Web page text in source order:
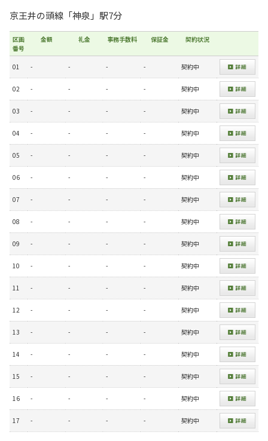
京王井の頭線「神泉」駅7分
区画
番号
金額 礼金 事務手数料 保証金 契約状況
01 - - - - 契約中
02 - - - - 契約中
03 - - - - 契約中
04 - - - - 契約中
05 - - - - 契約中
06 - - - - 契約中
07 - - - - 契約中
08 - - - - 契約中
09 - - - - 契約中
10 - - - - 契約中
11 - - - - 契約中
12 - - - - 契約中
13 - - - - 契約中
14 - - - - 契約中
15 - - - - 契約中
16 - - - - 契約中
17 - - - - 契約中